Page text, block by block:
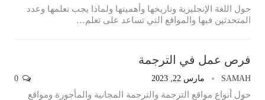
حول اللغة الإنجليزية وتاريخها وأهميتها ولماذا يجب تعلمها وعدد
المتحدثين فيها والمواقع التي تساعد على تعلم…
فرص عمل في الترجمة
SAMAH مارس 22, 2023
حول أنواع مواقع الترجمة والترجمة المجانية والمأجورة ومواقع